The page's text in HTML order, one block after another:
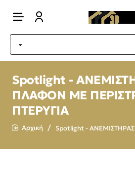
Spotlight -
ΠΛΑΦΟΝ ΜΕ
ΠΤΕΡΥΓΙΑ
Spotlight -